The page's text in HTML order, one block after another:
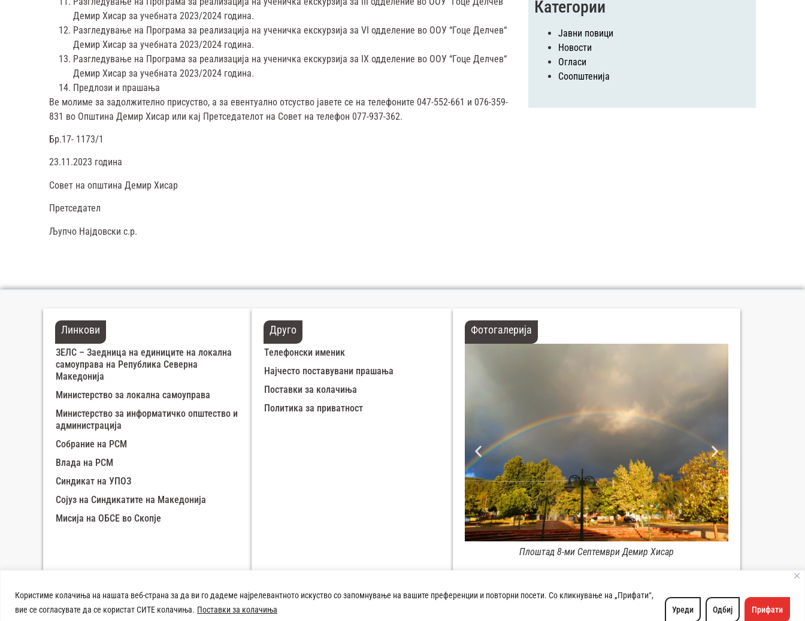
Користиме колачиња на нашата веб-страна за да ви го дадеме најрелевантното искуство со запомнување на вашите преференции и повторни посети. Со кликнување на „Прифати“,
вие се согласувате да се користат СИТЕ колачиња. Поставки за колачиња Уреди Одбиј Прифати
Демир Хисар за учебната 2023/2024 година.
Разгледување на Програма за реализација на ученичка екскурзија за VI одделение во ООУ “Гоце Делчев“
Демир Хисар за учебната 2023/2024 година.
Разгледување на Програма за реализација на ученичка екскурзија за IX одделение во ООУ “Гоце Делчев“
Демир Хисар за учебната 2023/2024 година.
Предлози и прашања
Ве молиме за задолжително присуство, а за евентуално отсуство јавете се на телефоните 047-552-661 и 076-359-
831 во Општина Демир Хисар или кај Претседателот на Совет на телефон 077-937-362.
Бр.17- 1173/1
23.11.2023 година
Совет на општина Демир Хисар
Претседател
Љупчо Најдовски с.р.
Категории
Јавни повици
Новости
Огласи
Соопштенија
Линкови
ЗЕЛС – Заедница на единиците на локална
самоуправа на Република Северна
Македонија
Министерство за локална самоуправа
Министерство за информатичко општество и
администрација
Собрание на РСМ
Влада на РСМ
Синдикат на УПОЗ
Сојуз на Синдикатите на Македонија
Мисија на ОБСЕ во Скопје
Друго
Телефонски именик
Најчесто поставувани прашања
Поставки за колачиња
Политика за приватност
Фотогалерија
Панорама град Демир Хисар
Техничката изработка на веб
страната e поддржана од Copyright © 2026 Општина Демир Хисар. Сите права се задржани. | Developed by: Unet